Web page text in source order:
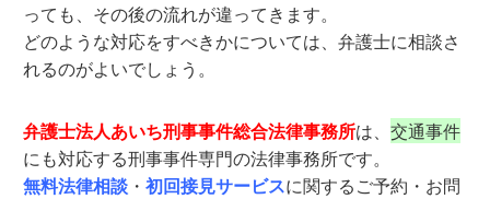
っても、その後の流れが違ってきます。
どのような対応をすべきかについては、弁護士に相談さ
れるのがよいでしょう。
弁護士法人あいち刑事事件総合法律事務所は、交通事件
にも対応する刑事事件専門の法律事務所です。
無料法律相談 ・初回接見サービスに関するご予約・お問